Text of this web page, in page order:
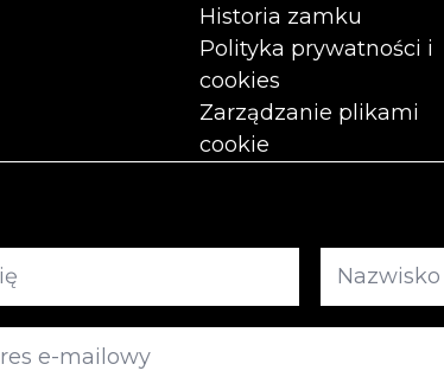
Historia zamku
Polityka prywatności i
cookies
Zarządzanie plikami
cookie